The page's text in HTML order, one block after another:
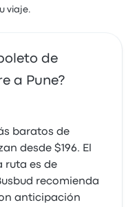
viaje.
de
a Pune?
baratos de
desde $196. El
ruta es de
recomienda
anticipación